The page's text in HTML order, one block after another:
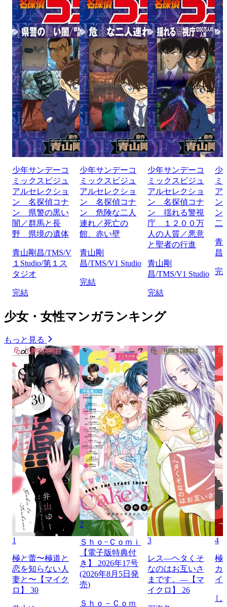
少年サンデーコ
ミックスビジュ
アルセレクショ
ン 名探偵コナ
ン 県警の黒い
闇／群馬と長
野 県境の遺体
青山剛昌/TMS/V
１Studio/第１ス
タジオ
完結
少年サンデーコ
ミックスビジュ
アルセレクショ
ン 名探偵コナ
ン 危険な二人
連れ／死亡の
館、赤い壁
青山剛
昌/TMS/V1 Studio
完結
少年サンデーコ
ミックスビジュ
アルセレクショ
ン 名探偵コナ
ン 揺れる警視
庁 １２００万
人の人質／悪意
と聖者の行進
青山剛
昌/TMS/V1 Studio
完結
少
ミ
ア
ン
ン
二
青
昌
完
少女・女性マンガランキング
もっと見る
1
極と蕾〜極道と
恋を知らない人
妻と〜【マイク
ロ】 30
2
Ｓｈｏ−Ｃｏｍｉ
【電子版特典付
き】 2026年17号
(2026年8月5日発
売)
Ｓｈｏ－Ｃｏｍ
3
レス―ヘタくそ
なのはお互いさ
まです。―【マ
イクロ】 26
4
極
カ
イ
し